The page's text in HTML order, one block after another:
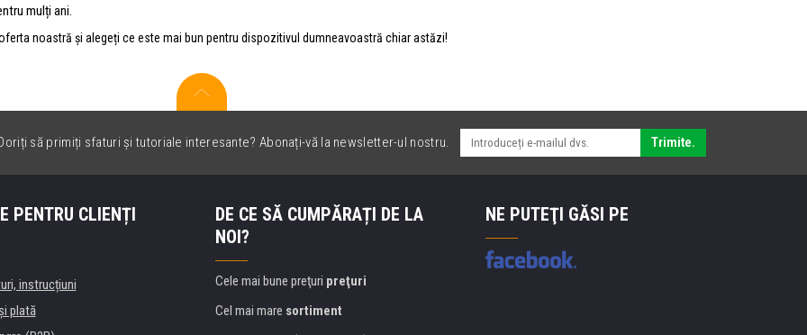
mulți ani.
noastră și alegeți ce este mai bun pentru dispozitivul dumneavoastră chiar astăzi!
să primiți sfaturi și tutoriale interesante? Abonați-vă la newsletter-ul nostru. Trimite.
PENTRU CLIENȚI
instrucțiuni
plată
DE CE SĂ CUMPĂRAȚI DE LA
NOI?
Cele mai bune preţuri preţuri
Cel mai mare sortiment
NE PUTEŢI GĂSI PE